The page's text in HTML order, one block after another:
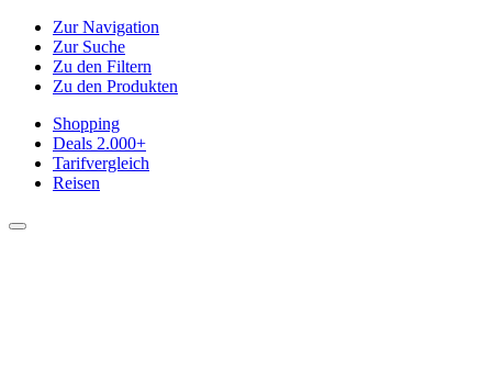
Zur Navigation
Zur Suche
Zu den Filtern
Zu den Produkten
Shopping
Deals 2.000+
Tarifvergleich
Reisen